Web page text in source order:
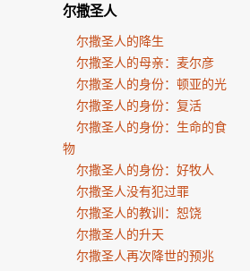
尔撒圣人
尔撒圣人的降生
尔撒圣人的母亲：麦尔彦
尔撒圣人的身份：顿亚的光
尔撒圣人的身份：复活
尔撒圣人的身份：生命的食
物
尔撒圣人的身份：好牧人
尔撒圣人没有犯过罪
尔撒圣人的教训：恕饶
尔撒圣人的升天
尔撒圣人再次降世的预兆